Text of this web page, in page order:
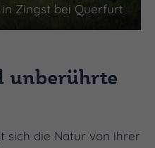
Zingst bei Querfurt
unberührte
sich die Natur von ihrer